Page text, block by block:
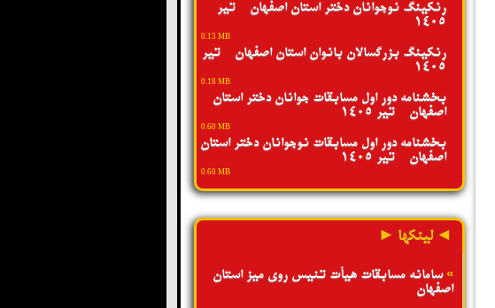
رنکینگ نوجوانان دختر استان اصفهان - تیر
1405
0.13 MB
رنکینگ بزرگسالان بانوان استان اصفهان - تیر
1405
0.18 MB
بخشنامه دور اول مسابقات جوانان دختر استان
اصفهان - تیر 1405
0.60 MB
بخشنامه دور اول مسابقات نوجوانان دختر استان
اصفهان - تیر 1405
0.60 MB
◄ لینکها ►
»سامانه مسابقات هیأت تنیس روی میز استان
اصفهان